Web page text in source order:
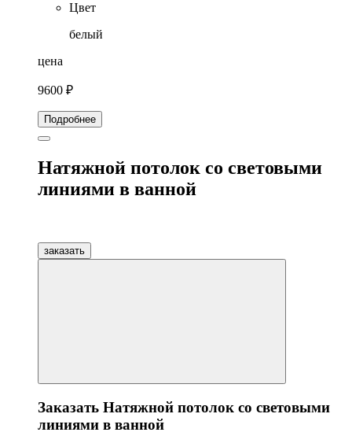
Цвет
белый
цена
9600 ₽
Подробнее
Натяжной потолок со световыми
линиями в ванной
заказать
Заказать Натяжной потолок со световыми
линиями в ванной